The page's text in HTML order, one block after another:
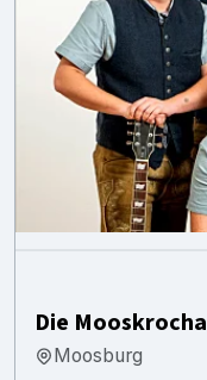
Die Mooskrocha
Moosburg